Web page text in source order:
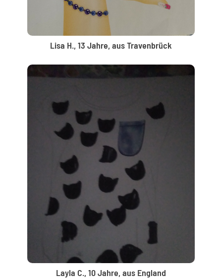
Lisa H., 13 Jahre, aus Travenbrück
Layla C., 10 Jahre, aus England